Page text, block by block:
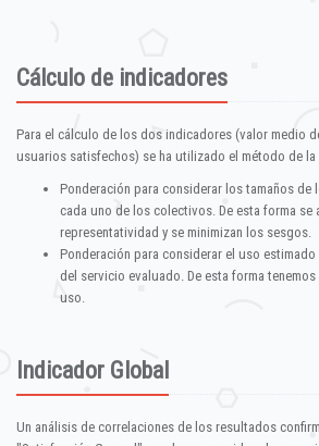
Cálculo de indicadores
Para el cálculo de los dos indicadores (valor medio
usuarios satisfechos) se ha utilizado el método de
Ponderación para considerar los tamaños de
cada uno de los colectivos. De esta forma se
representatividad y se minimizan los sesgos.
Ponderación para considerar el uso
del servicio evaluado. De esta forma
uso.
Indicador Global
Un análisis de correlaciones de los resultados